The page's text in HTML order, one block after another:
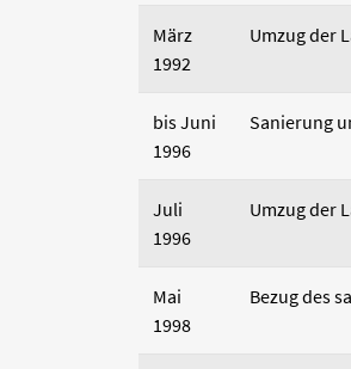
März
1992
Umzug der
bis Juni
1996
Sanierung
Juli
1996
Umzug der
Mai
1998
Bezug des